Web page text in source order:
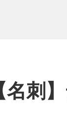
【名刺